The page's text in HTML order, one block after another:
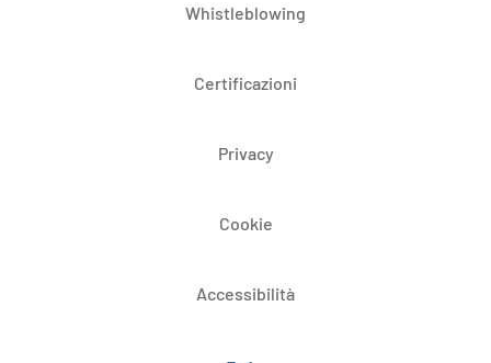
Whistleblowing
Certificazioni
Privacy
Cookie
Accessibilità